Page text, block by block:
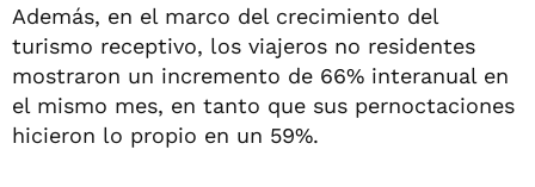
Además, en el marco del crecimiento del
turismo receptivo, los viajeros no residentes
mostraron un incremento de 66% interanual en
el mismo mes, en tanto que sus pernoctaciones
hicieron lo propio en un 59%.